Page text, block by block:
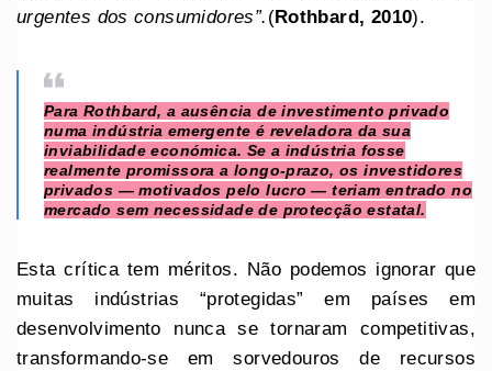
urgentes dos consumidores”. (Rothbard, 2010).
Para Rothbard, a ausência de investimento privado
numa indústria emergente é reveladora da sua
inviabilidade económica. Se a indústria fosse
realmente promissora a longo-prazo, os investidores
privados — motivados pelo lucro — teriam entrado no
mercado sem necessidade de protecção estatal.
Esta crítica tem méritos. Não podemos ignorar que
muitas indústrias “protegidas” em países em
desenvolvimento nunca se tornaram competitivas,
transformando-se em sorvedouros de recursos